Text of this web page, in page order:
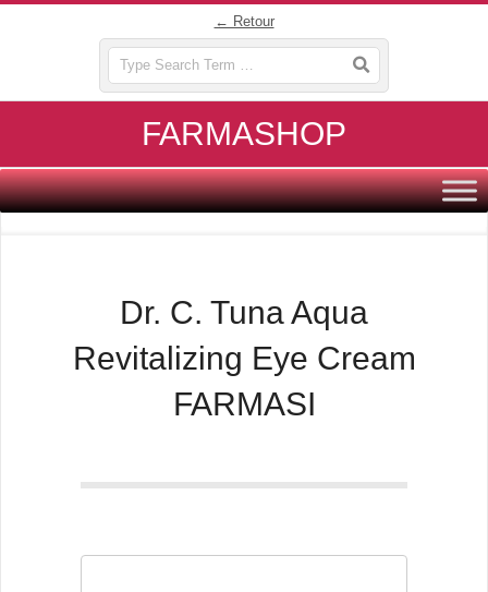
← Retour
FARMASHOP
Primary
Navigation
Dr. C. Tuna Aqua
Revitalizing Eye Cream
FARMASI